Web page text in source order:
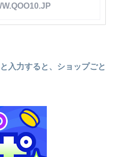
力すると、ショップごと